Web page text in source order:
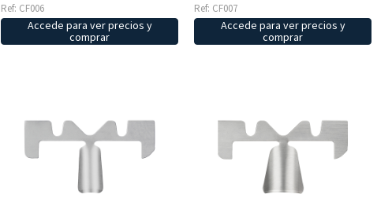
Ref: CF006
Accede para ver precios y
comprar
Ref: CF007
Accede para ver precios y
comprar